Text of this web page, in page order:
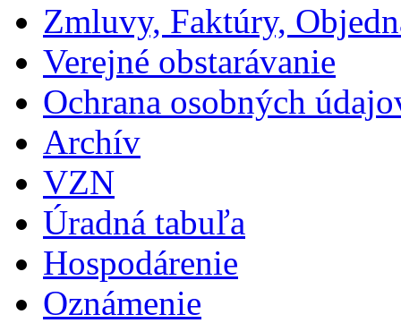
Zmluvy, Faktúry,
Verejné obstarávanie
Ochrana osobných
Archív
VZN
Úradná tabuľa
Hospodárenie
Oznámenie